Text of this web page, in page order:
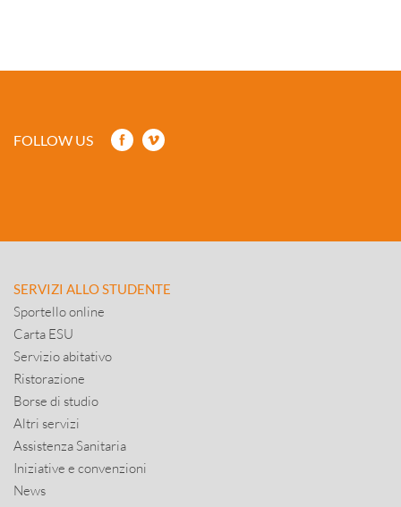
FOLLOW US
SERVIZI ALLO STUDENTE
Sportello online
Carta ESU
Servizio abitativo
Ristorazione
Borse di studio
Altri servizi
Assistenza Sanitaria
Iniziative e convenzioni
News